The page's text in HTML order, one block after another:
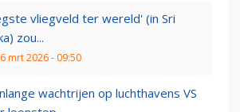
vliegveld ter wereld' (in Sri
zou...
mrt 2026 - 09:50
wachtrijen op luchthavens VS